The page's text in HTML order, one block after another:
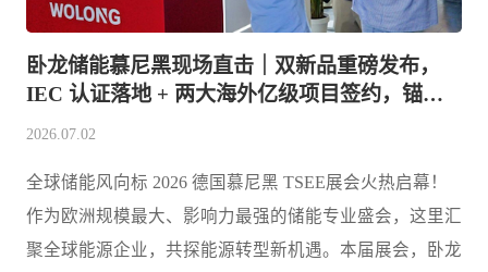
卧龙储能慕尼黑现场直击｜双新品重磅发布，
IEC 认证落地 + 两大海外亿级项目签约，锚定
2026.07.02
全球储能风向标 2026 德国慕尼黑 TSEE展会火热启幕！
作为欧洲规模最大、影响力最强的储能专业盛会，这里汇
聚全球能源企业，共探能源转型新机遇。本届展会，卧龙